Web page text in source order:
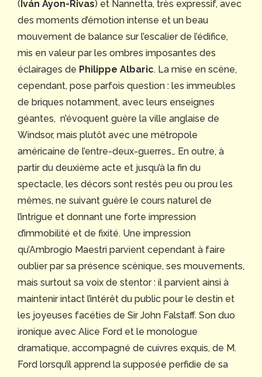
( Iván Ayon-Rivas) et Nannetta, très expressif, avec
des moments d’émotion intense et un beau
mouvement de balance sur l’escalier de l’édifice,
mis en valeur par les ombres imposantes des
éclairages de Philippe Albaric. La mise en scène,
cependant, pose parfois question : les immeubles
de briques notamment, avec leurs enseignes
géantes, n’évoquent guère la ville anglaise de
Windsor, mais plutôt avec une métropole
américaine de l’entre-deux-guerres… En outre, à
partir du deuxième acte et jusqu’à la fin du
spectacle, les décors sont restés peu ou prou les
mêmes, ne suivant guère le cours naturel de
l’intrigue et donnant une forte impression
d’immobilité et de fixité. Une impression
qu’Ambrogio Maestri parvient cependant à faire
oublier par sa présence scènique, ses mouvements,
mais surtout sa voix de stentor : il parvient ainsi à
maintenir intact l’intérêt du public pour le destin et
les joyeuses facéties de Sir John Falstaff. Son duo
ironique avec Alice Ford et le monologue
dramatique, accompagné de cuivres exquis, de M.
Ford lorsqu’il apprend la supposée perfidie de sa